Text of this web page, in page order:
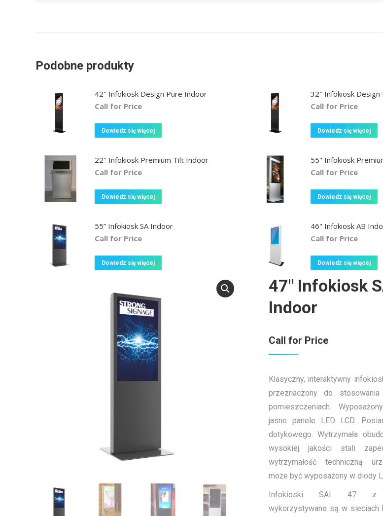
Podobne produkty
42″ Infokiosk Design Pure Indoor
Call for Price
Dowiedz się więcej
32″ Infokiosk
Call for Price
Dowiedz się więcej
22″ Infokiosk Premium Tilt Indoor
Call for Price
Dowiedz się więcej
55" Infokiosk
Call for Price
Dowiedz się więcej
55” Infokiosk SA Indoor
Call for Price
Dowiedz się więcej
46" Infokiosk AB
Call for Price
Dowiedz się więcej
47″ Infokiosk
Indoor
Call for Price
Klasyczny, interaktywny
przeznaczony do
pomieszczeniach.
jasne panele LED LCD.
dotykowego. Wytrzymała
wysokiej jakości stali
wytrzymałość techniczną
może być wyposażony w diody
Infokioski SAI 47 z
wykorzystywane są w sieciach